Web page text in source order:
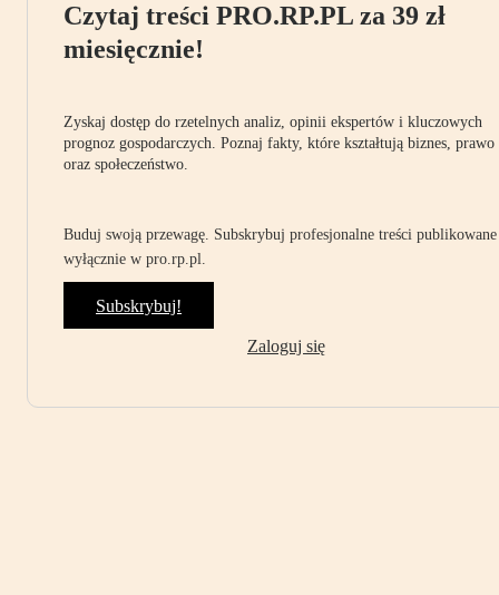
Czytaj treści PRO.RP.PL za 39 zł
miesięcznie!
Zyskaj dostęp do rzetelnych analiz, opinii ekspertów i kluczowych
prognoz gospodarczych. Poznaj fakty, które kształtują biznes, prawo
oraz społeczeństwo.
Buduj swoją przewagę. Subskrybuj profesjonalne treści publikowane
wyłącznie w pro.rp.pl.
Subskrybuj!
Zaloguj się